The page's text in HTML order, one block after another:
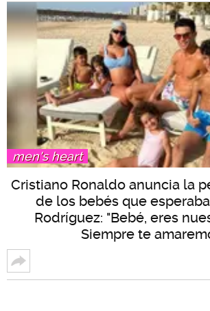
men's heart
Cristiano Ronaldo anuncia la
de los bebés que
Rodríguez: "Bebé, eres
Siempre te